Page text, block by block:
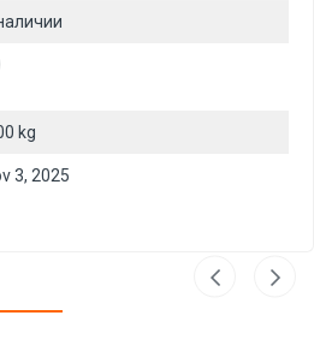
kg
3, 2025